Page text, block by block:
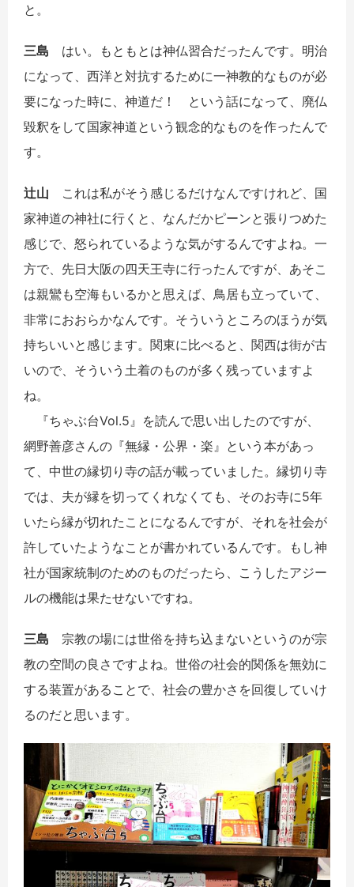
と。
三島 はい。もともとは神仏習合だったんです。明治
になって、西洋と対抗するために一神教的なものが必
要になった時に、神道だ！ という話になって、廃仏
毀釈をして国家神道という観念的なものを作ったんで
す。
辻山 これは私がそう感じるだけなんですけれど、国
家神道の神社に行くと、なんだかピーンと張りつめた
感じで、怒られているような気がするんですよね。一
方で、先日大阪の四天王寺に行ったんですが、あそこ
は親鸞も空海もいるかと思えば、鳥居も立っていて、
非常におおらかなんです。そういうところのほうが気
持ちいいと感じます。関東に比べると、関西は街が古
いので、そういう土着のものが多く残っていますよ
ね。
『ちゃぶ台Vol.5』を読んで思い出したのですが、
網野善彦さんの『無縁・公界・楽』という本があっ
て、中世の縁切り寺の話が載っていました。縁切り寺
では、夫が縁を切ってくれなくても、そのお寺に5年
いたら縁が切れたことになるんですが、それを社会が
許していたようなことが書かれているんです。もし神
社が国家統制のためのものだったら、こうしたアジー
ルの機能は果たせないですね。
三島 宗教の場には世俗を持ち込まないというのが宗
教の空間の良さですよね。世俗の社会的関係を無効に
する装置があることで、社会の豊かさを回復していけ
るのだと思います。